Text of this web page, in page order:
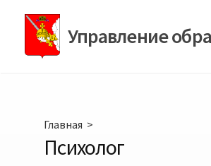
содержимомуУправление
Главная >
Психолог